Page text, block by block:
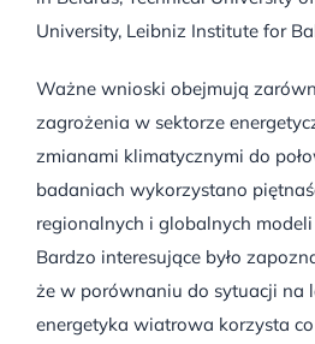
University, Leibniz Institute for
Ważne wnioski obejmują
zagrożenia w sektorze
zmianami klimatycznymi do
badaniach wykorzystano
regionalnych i globalnych
Bardzo interesujące było
że w porównaniu do sytuacji na
energetyka wiatrowa korzysta